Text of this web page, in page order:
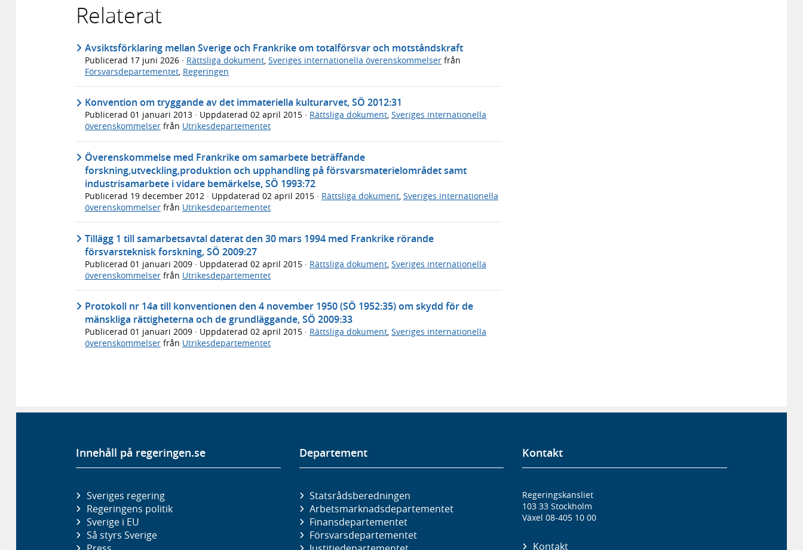
Relaterat
Avsiktsförklaring mellan Sverige och Frankrike om totalförsvar och motståndskraft
Publicerad 17 juni 2026 · Rättsliga dokument Sveriges internationella överenskommelser från
Försvarsdepartementet Regeringen
Konvention om tryggande av det immateriella kulturarvet, SÖ 2012:31
Publicerad 01 januari 2013 · Uppdaterad 02 april 2015 · Rättsliga dokument, Sveriges internationella
överenskommelser från Utrikesdepartementet
Överenskommelse med Frankrike om samarbete beträffande
forskning,utveckling,produktion och upphandling på försvarsmaterielområdet samt
industrisamarbete i vidare bemärkelse, SÖ 1993:72
Publicerad 19 december 2012 · Uppdaterad 02 april 2015 · Rättsliga dokument, Sveriges internationella
överenskommelser från Utrikesdepartementet
Tillägg 1 till samarbetsavtal daterat den 30 mars 1994 med Frankrike rörande
försvarsteknisk forskning, SÖ 2009:27
Publicerad 01 januari 2009 · Uppdaterad 02 april 2015 · Rättsliga dokument Sveriges internationella
överenskommelser från Utrikesdepartementet
Protokoll nr 14a till konventionen den 4 november 1950 (SÖ 1952:35) om skydd för de
mänskliga rättigheterna och de grundläggande, SÖ 2009:33
Publicerad 01 januari 2009 · Uppdaterad 02 april 2015 · Rättsliga dokument, Sveriges internationella
överenskommelser från Utrikesdepartementet
Innehåll på regeringen.se
Sveriges regering
Regeringens politik
Sverige i EU
Så styrs Sverige
Departement
Statsrådsberedningen
Arbetsmarknads­departementet
Finans­departementet
Försvars­departementet
Kontakt
Regeringskansliet
103 33 Stockholm
Växel 08-405 10 00
Kontakt